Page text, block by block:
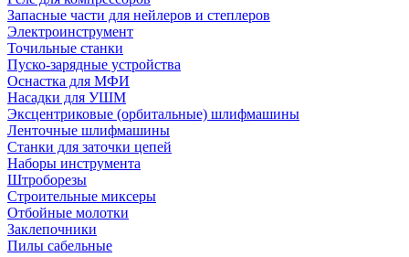
Запасные части для нейлеров и степлеров
Электроинструмент
Точильные станки
Пуско-зарядные устройства
Оснастка для МФИ
Насадки для УШМ
Эксцентриковые (орбитальные) шлифмашины
Ленточные шлифмашины
Станки для заточки цепей
Наборы инструмента
Штроборезы
Строительные миксеры
Отбойные молотки
Заклепочники
Пилы сабельные